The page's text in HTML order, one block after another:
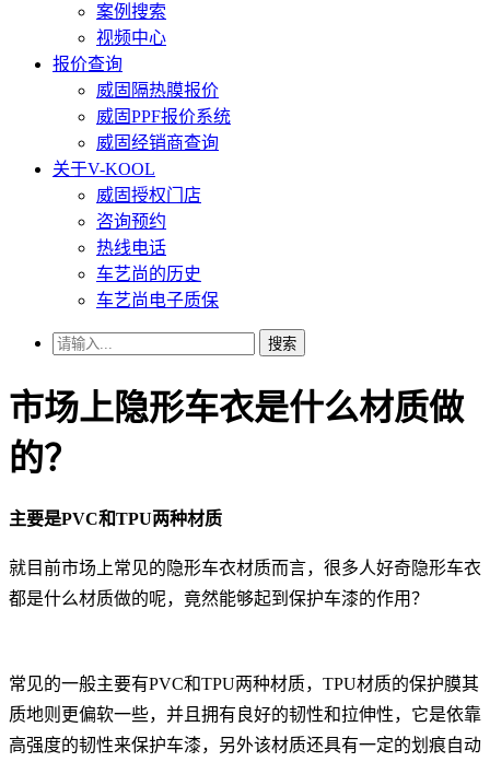
案例搜索
视频中心
报价查询
威固隔热膜报价
威固PPF报价系统
威固经销商查询
关于V-KOOL
威固授权门店
咨询预约
热线电话
车艺尚的历史
车艺尚电子质保
搜索
市场上隐形车衣是什么材质做
的？
主要是PVC和TPU两种材质
就目前市场上常见的隐形车衣材质而言，很多人好奇隐形车衣
都是什么材质做的呢，竟然能够起到保护车漆的作用？
常见的一般主要有PVC和TPU两种材质，TPU材质的保护膜其
质地则更偏软一些，并且拥有良好的韧性和拉伸性，它是依靠
高强度的韧性来保护车漆，另外该材质还具有一定的划痕自动